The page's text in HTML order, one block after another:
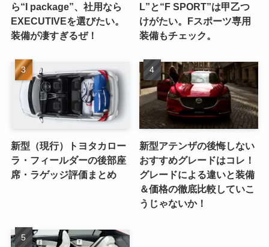
ら“I package”、社用なら
EXECUTIVEを選びたい。
装備が凄すぎるぜ！
L”と“F SPORT”は甲乙つ
けがたい。Fスポーツ専用
装備もチェック。
新型（現行）トヨタカロー
ラ・フィールダーの後部座
席・ラゲッジ評価まとめ
新型アテンザの後悔しない
おすすめグレードはコレ！
グレードによる違いと装備
＆価格の徹底比較していこ
うじゃないか！